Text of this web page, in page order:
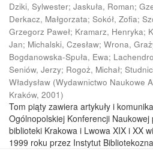
Dziki, Sylwester; Jaskuła, Roman;
Derkacz, Małgorzata; Sokół, Zofia;
Grzegorz Paweł; Kramarz, Henryka;
Jan; Michalski, Czesław; Wrona,
Bogdanowska-Spuła, Ewa;
Seniów, Jerzy; Rogoż, Michał;
Władysław (Wydawnictwo Naukowe
Kraków, 2001)
Tom piąty zawiera artykuły i
Ogólnopolskiej Konferencji
biblioteki Krakowa i Lwowa XIX i XX
1999 roku przez Instytut